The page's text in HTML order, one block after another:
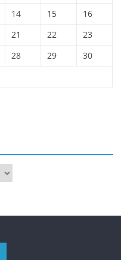
14 15
16
21 22
23
28 29
30